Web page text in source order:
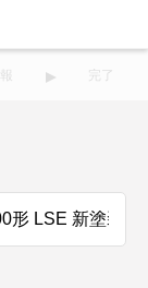
完了